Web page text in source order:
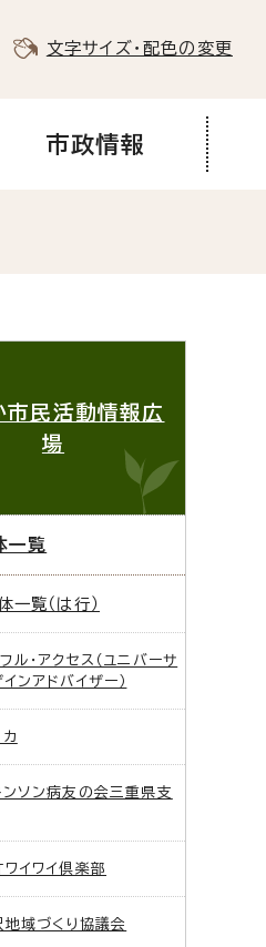
文字サイズ・配色の変更
市政情報
市民活動情報広
場
一覧
一覧（は行）
ル・アクセス（ユニバーサ
ンアドバイザー）
ンソン病友の会三重県支
イワイ倶楽部
地域づくり協議会